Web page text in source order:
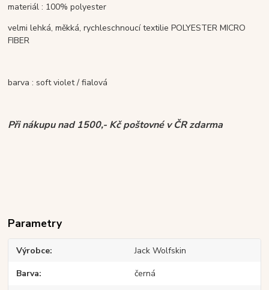
materiál : 100% polyester
velmi lehká, měkká, rychleschnoucí textilie POLYESTER MICRO
FIBER
barva : soft violet / fialová
Při nákupu nad 1500,- Kč poštovné v ČR zdarma
Parametry
Výrobce Jack Wolfskin
Barva černá